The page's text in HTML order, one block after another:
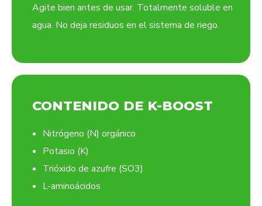
Agite bien antes de usar. Totalmente soluble en
agua. No deja residuos en el sistema de riego.
CONTENIDO DE K-BOOST
Nitrógeno (N) orgánico
Potasio (K)
Trióxido de azufre (SO3)
L-aminoácidos